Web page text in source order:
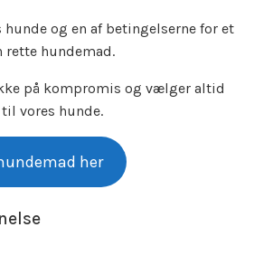
hunde og en af betingelserne for et
rette hundemad.
på kompromis og vælger altid
vores hunde.
her